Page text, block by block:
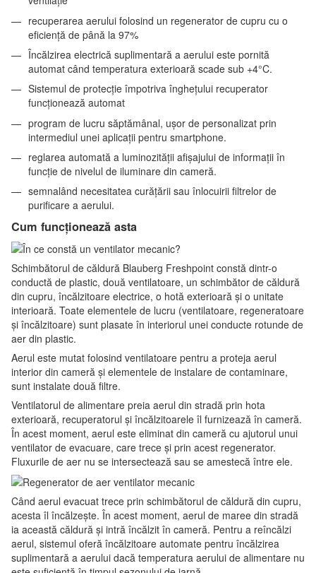
recuperarea aerului folosind un regenerator de cupru cu o
eficiență de până la 97%
Încălzirea electrică suplimentară a aerului este pornită
automat când temperatura exterioară scade sub +4°C.
Sistemul de protecție împotriva înghețului recuperator
funcționează automat
program de lucru săptămânal, ușor de personalizat prin
intermediul unei aplicații pentru smartphone.
reglarea automată a luminozității afișajului de informații în
funcție de nivelul de iluminare din cameră.
semnalând necesitatea curățării sau înlocuirii filtrelor de
purificare a aerului.
Cum funcţionează asta
Schimbătorul de căldură Blauberg Freshpoint constă dintr-o
conductă de plastic, două ventilatoare, un schimbător de căldură
din cupru, încălzitoare electrice, o hotă exterioară și o unitate
interioară. Toate elementele de lucru (ventilatoare, regeneratoare
și încălzitoare) sunt plasate în interiorul unei conducte rotunde de
aer din plastic.
Aerul este mutat folosind ventilatoare pentru a proteja aerul
interior din cameră și elementele de instalare de contaminare,
sunt instalate două filtre.
Ventilatorul de alimentare preia aerul din stradă prin hota
exterioară, recuperatorul și încălzitoarele îl furnizează în cameră.
În acest moment, aerul este eliminat din cameră cu ajutorul unui
ventilator de evacuare, care trece și prin acest regenerator.
Fluxurile de aer nu se intersectează sau se amestecă între ele.
Când aerul evacuat trece prin schimbătorul de căldură din cupru,
acesta îl încălzește. În acest moment, aerul de maree din stradă
ia această căldură și intră încălzit în cameră. Pentru a reîncălzi
aerul, sistemul oferă încălzitoare automate pentru încălzirea
suplimentară a aerului dacă temperatura aerului de alimentare nu